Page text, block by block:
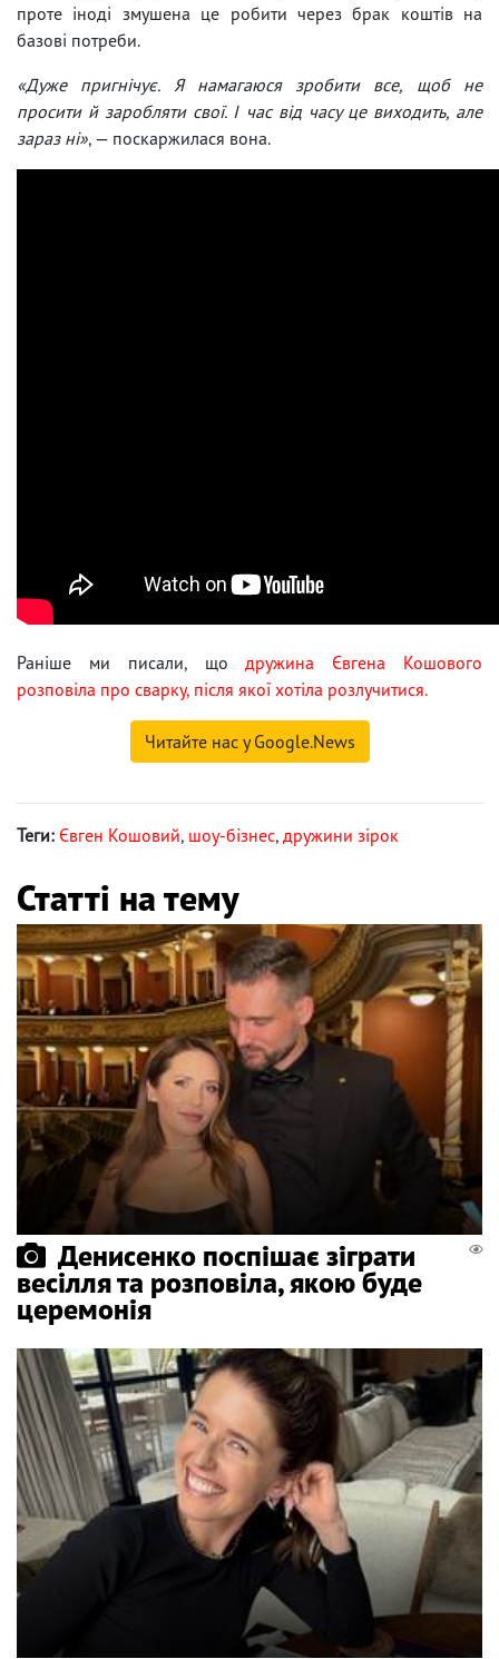
проте іноді змушена це робити через брак коштів на
базові потреби.
«Дуже пригнічує. Я намагаюся зробити все, щоб не
просити й заробляти свої. І час від часу це виходить, але
зараз ні», — поскаржилася вона.
Раніше ми писали, щодружина Євгена Кошового
розповіла про сварку, після якої хотіла розлучитися.
Читайте нас у Google.News
Теги: Євген Кошовий, шоу-бізнес, дружини зірок
Статті на тему
Денисенко поспішає зіграти
весілля та розповіла, якою буде
церемонія